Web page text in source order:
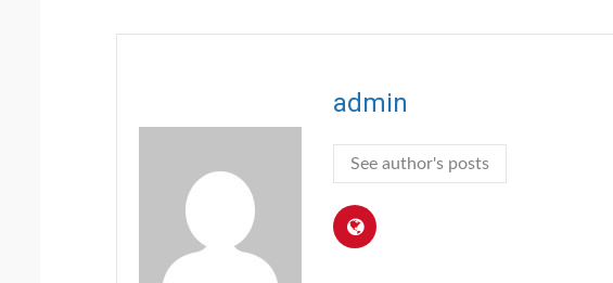
admin
See author's posts